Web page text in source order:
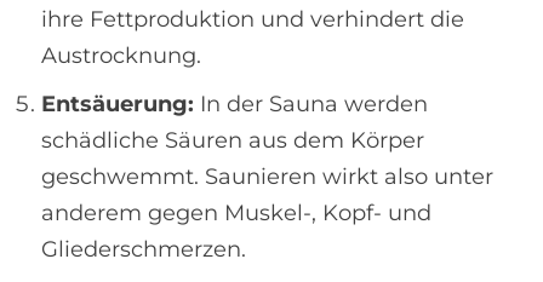
ihre Fettproduktion und verhindert die
Austrocknung.
Entsäuerung: In der Sauna werden
schädliche Säuren aus dem Körper
geschwemmt. Saunieren wirkt also unter
anderem gegen Muskel-, Kopf- und
Gliederschmerzen.